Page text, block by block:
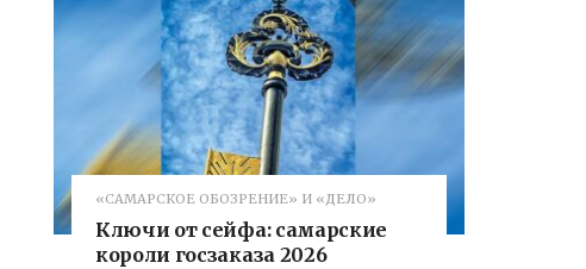
«САМАРСКОЕ ОБОЗРЕНИЕ» И «ДЕЛО»
Ключи от сейфа: самарские
короли госзаказа 2026